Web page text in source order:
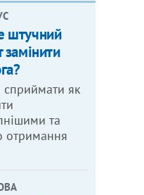
штучний
замінити
сприймати як
та
отримання